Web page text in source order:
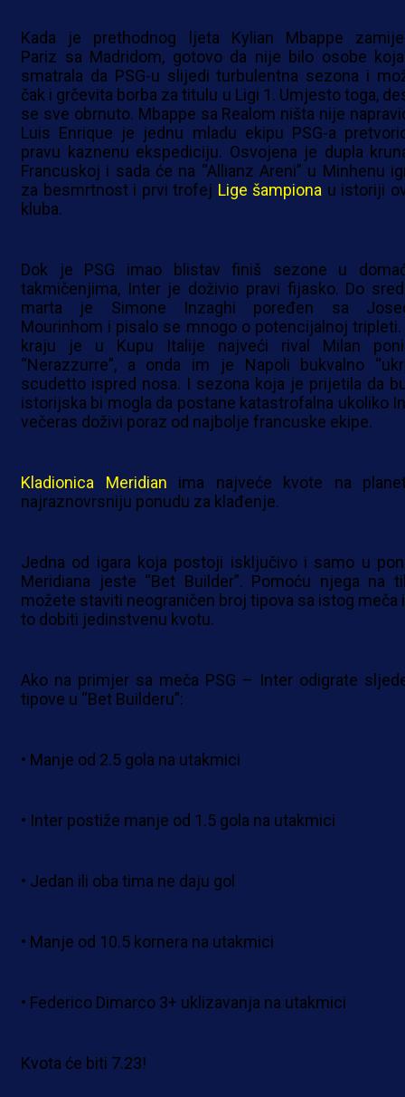
Kada je prethodnog ljeta Kylian Mbappe
Pariz sa Madridom, gotovo da nije bilo osobe
smatrala da PSG-u slijedi turbulentna sezona i
čak i grčevita borba za titulu u Ligi 1. Umjesto toga,
se sve obrnuto. Mbappe sa Realom ništa nije
Luis Enrique je jednu mladu ekipu PSG-a
pravu kaznenu ekspediciju. Osvojena je dupla
Francuskoj i sada će na “Allianz Areni” u Minhenu
za besmrtnost i prvi trofej Lige šampiona u istoriji
kluba.
Dok je PSG imao blistav finiš sezone u
takmičenjima, Inter je doživio pravi fijasko. Do
marta je Simone Inzaghi poređen sa
Mourinhom i pisalo se mnogo o potencijalnoj tripleti.
kraju je u Kupu Italije najveći rival Milan
“Nerazzurre”, a onda im je Napoli bukvalno
scudetto ispred nosa. I sezona koja je prijetila da
istorijska bi mogla da postane katastrofalna ukoliko
večeras doživi poraz od najbolje francuske ekipe.
Kladionica Meridian ima najveće kvote na
najraznovrsniju ponudu za klađenje.
Jedna od igara koja postoji isključivo i samo u
Meridiana jeste “Bet Builder”. Pomoću njega na
možete staviti neograničen broj tipova sa istog meča
to dobiti jedinstvenu kvotu.
Ako na primjer sa meča PSG – Inter odigrate
tipove u “Bet Builderu”:
• Manje od 2.5 gola na utakmici
• Inter postiže manje od 1.5 gola na utakmici
• Jedan ili oba tima ne daju gol
• Manje od 10.5 kornera na utakmici
• Federico Dimarco 3+ uklizavanja na utakmici
Kvota će biti 7.23!